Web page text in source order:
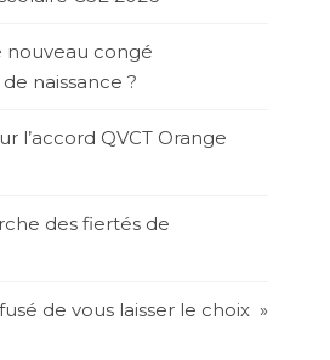
nouveau congé
naissance ?
l’accord QVCT Orange
des fiertés de
de vous laisser le choix »